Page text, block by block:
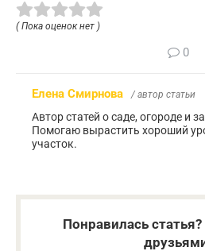
( Пока оценок нет )
0
Елена Смирнова / автор статьи
Автор статей о саде, огороде и
Помогаю вырастить хороший
участок.
Понравилась